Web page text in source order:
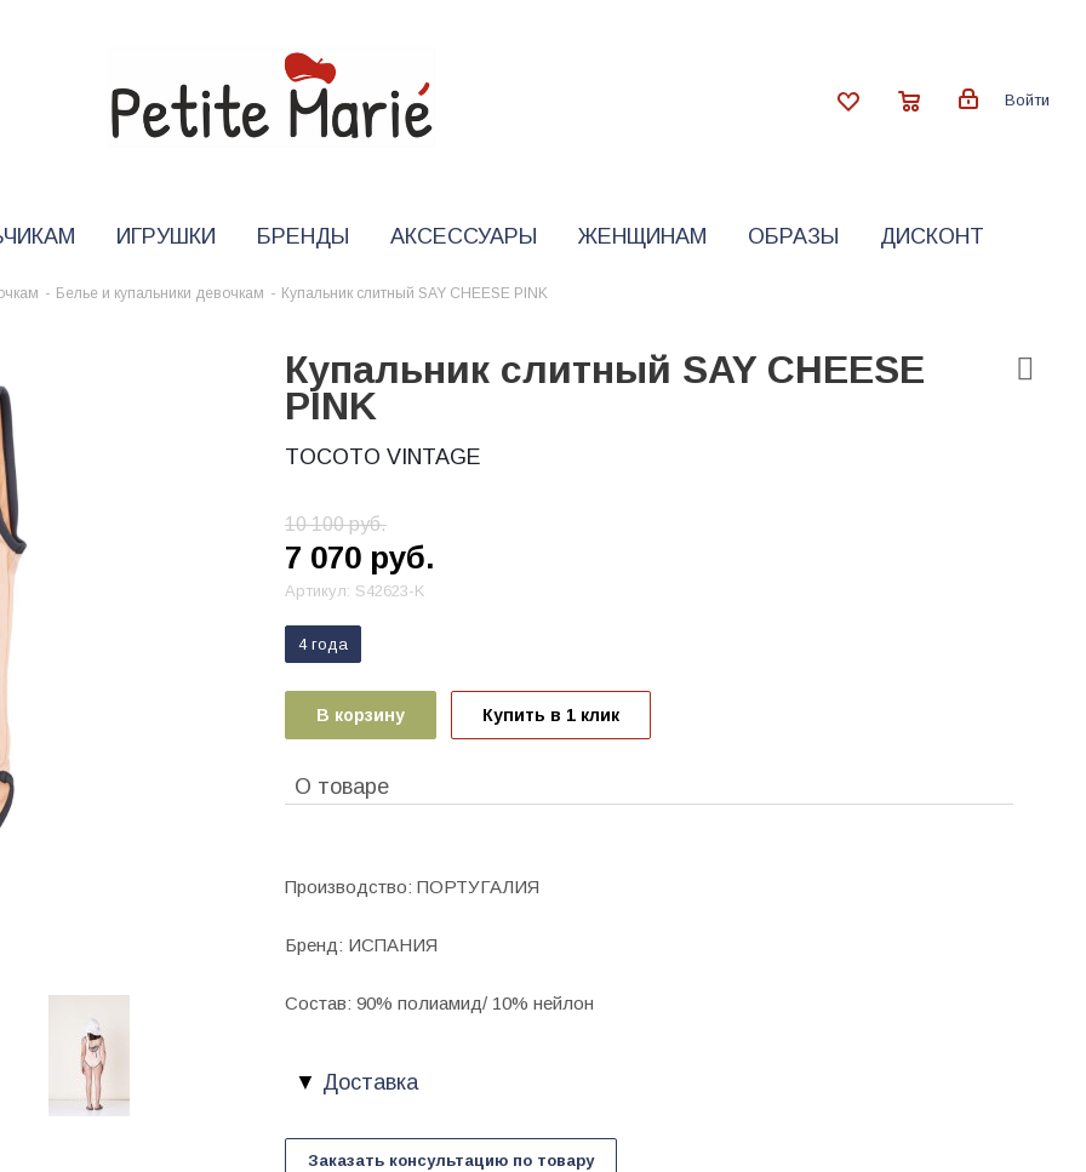
Войти
ИГРУШКИ БРЕНДЫ АКСЕССУАРЫ ЖЕНЩИНАМ ОБРАЗЫ ДИСКОНТ
- Белье и купальники девочкам - Купальник слитный SAY CHEESE PINK
Купальник слитный SAY CHEESE
PINK
TOCOTO VINTAGE
10 100руб.
7 070 руб.
Артикул: S42623-K
4 года
В корзину Купить в 1 клик
О товаре
Производство: ПОРТУГАЛИЯ
Бренд: ИСПАНИЯ
Состав: 90% полиамид/ 10% нейлон
Доставка
Заказать консультацию по товару